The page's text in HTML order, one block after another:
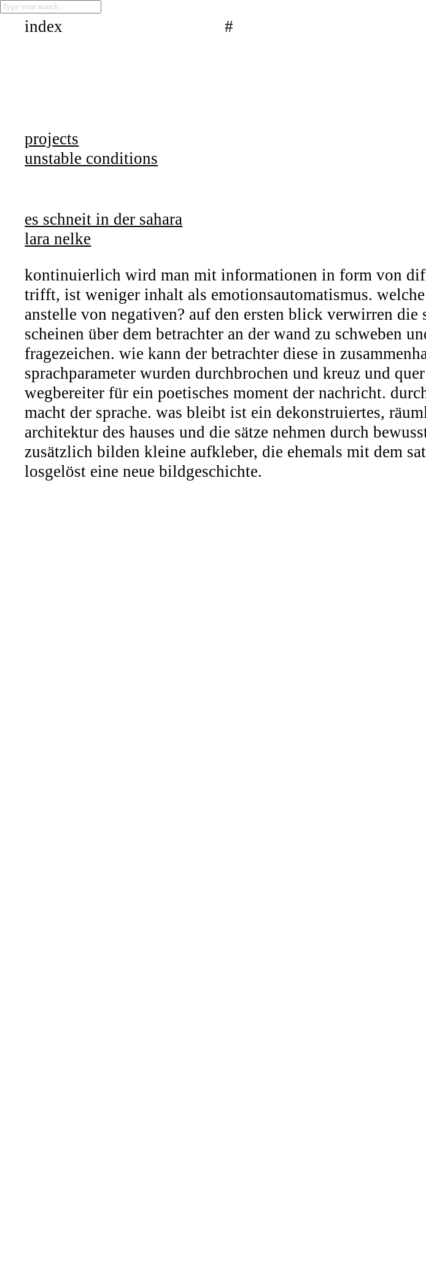
index #
projects
unstable conditions
es schneit in der sahara
lara nelke
kontinuierlich wird man mit informationen in form von
trifft, ist weniger inhalt als emotionsautomatismus.
anstelle von negativen? auf den ersten blick verwirren die
scheinen über dem betrachter an der wand zu schweben
fragezeichen. wie kann der betrachter diese in
sprachparameter wurden durchbrochen und kreuz und
wegbereiter für ein poetisches moment der nachricht.
macht der sprache. was bleibt ist ein dekonstruiertes,
architektur des hauses und die sätze nehmen durch
zusätzlich bilden kleine aufkleber, die ehemals mit dem
losgelöst eine neue bildgeschichte.